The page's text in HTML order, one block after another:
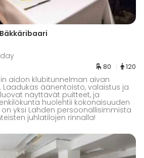
80 120
aidon klubitunnelman aivan
Laadukas äänentoisto, valaistus ja
näyttävät puitteet, ja
huolehtii kokonaisuuden
yksi Lahden persoonallisimmista
juhlatilojen rinnalla!